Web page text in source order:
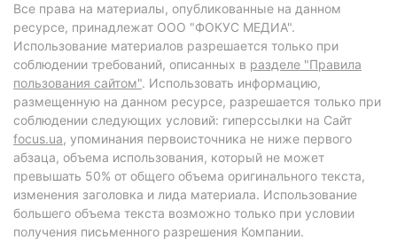
Все права на материалы, опубликованные на данном
ресурсе, принадлежат ООО "ФОКУС МЕДИА".
Использование материалов разрешается только при
соблюдении требований, описанных в разделе "Правила
пользования сайтом". Использовать информацию,
размещенную на данном ресурсе, разрешается только при
соблюдении следующих условий: гиперссылки на Сайт
focus.ua, упоминания первоисточника не ниже первого
абзаца, объема использования, который не может
превышать 50% от общего объема оригинального текста,
изменения заголовка и лида материала. Использование
большего объема текста возможно только при условии
получения письменного разрешения Компании.